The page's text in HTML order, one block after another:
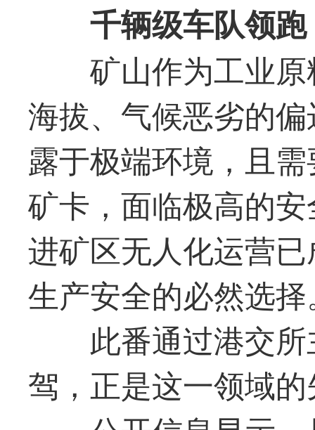
千辆级车队领
矿山作为工业
海拔、气候恶劣的
露于极端环境，且
矿卡，面临极高的
进矿区无人化运营
生产安全的必然选
此番通过港交
驾，正是这一领域